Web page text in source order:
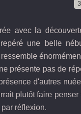
avec la
une belle
présente pas de
d'autres
plutôt faire
réflexion.